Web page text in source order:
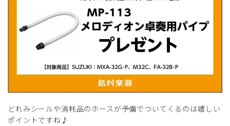
どれみシールや消耗品のホースが予備でついてくるのは嬉しい
ポイントですね♪